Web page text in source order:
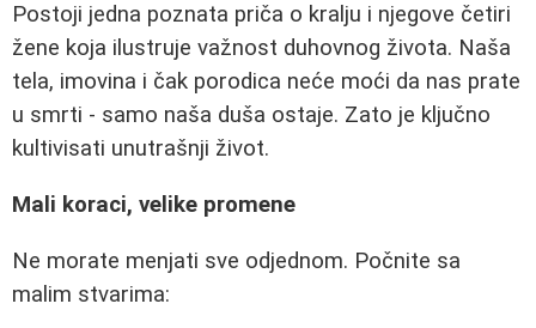
Postoji jedna poznata priča o kralju i njegove četiri
žene koja ilustruje važnost duhovnog života. Naša
tela, imovina i čak porodica neće moći da nas prate
u smrti - samo naša duša ostaje. Zato je ključno
kultivisati unutrašnji život.
Mali koraci, velike promene
Ne morate menjati sve odjednom. Počnite sa
malim stvarima: